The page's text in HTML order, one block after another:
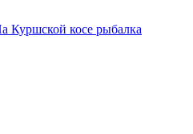
Куршской косе рыбалка